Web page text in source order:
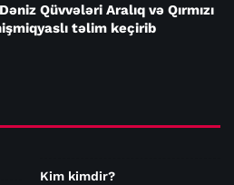
Qüvvələri Aralıq və Qırmızı
təlim keçirib
Kim kimdir?